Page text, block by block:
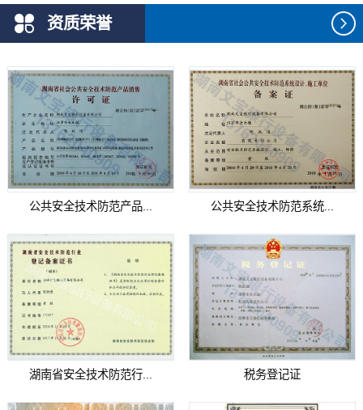
资质荣誉
公共安全技术防范产品... 公共安全技术防范系统...
湖南省安全技术防范行... 税务登记证